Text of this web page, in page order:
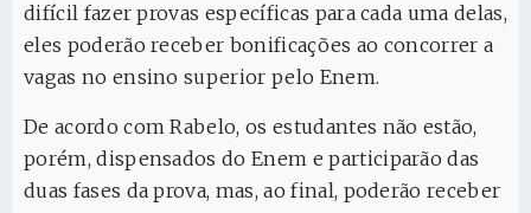
difícil fazer provas específicas para cada uma delas,
eles poderão receber bonificações ao concorrer a
vagas no ensino superior pelo Enem.
De acordo com Rabelo, os estudantes não estão,
porém, dispensados do Enem e participarão das
duas fases da prova, mas, ao final, poderão receber